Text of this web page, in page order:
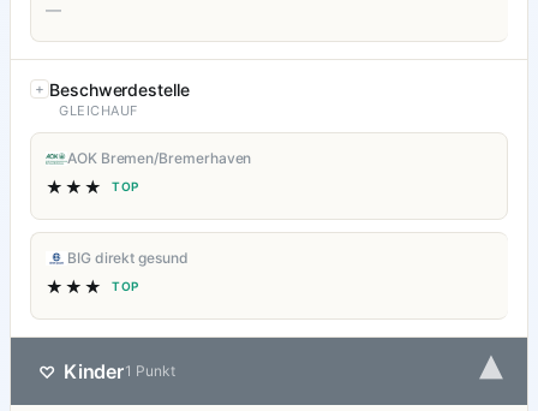
—
Beschwerdestelle
GLEICHAUF
AOK Bremen/Bremerhaven
★★★ TOP
BIG direkt gesund
★★★ TOP
♡ Kinder1 Punkt ▾